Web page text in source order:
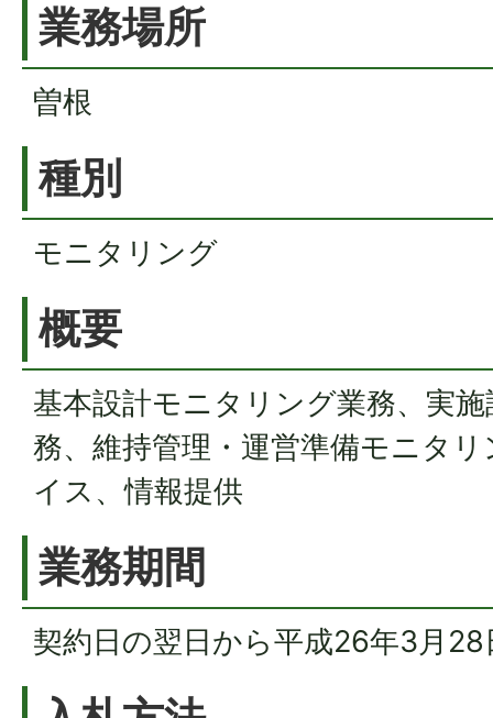
業務場所
曽根
種別
モニタリング
概要
基本設計モニタリング業務、実
務、維持管理・運営準備モニタ
イス、情報提供
業務期間
契約日の翌日から平成26年3月28